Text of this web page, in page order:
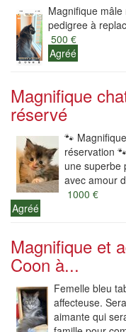
Magnifique
pedigree à
500 €
Agréé
Magnifique
réservé
🐾
réservation
une superbe
avec amour
1000 €
Agréé
Magnifique et
Coon à...
Femelle bleu
affecteuse.
aimante qui